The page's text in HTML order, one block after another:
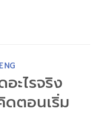
ะไรจริง
ดตอนเริ่ม